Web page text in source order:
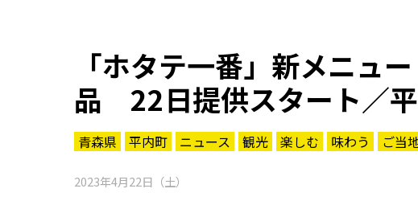
「ホタテ一番」新メニュ
品 22日提供スタート／
青森県 平内町 ニュース 観光 楽しむ 味わう ご当
2023年4月22日（土）